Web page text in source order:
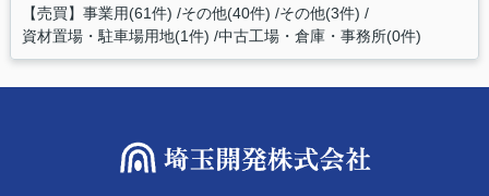
【売買】事業用(61件) その他(40件) その他(3件)
資材置場・駐車場用地(1件) 中古工場・倉庫・事務所(0件)